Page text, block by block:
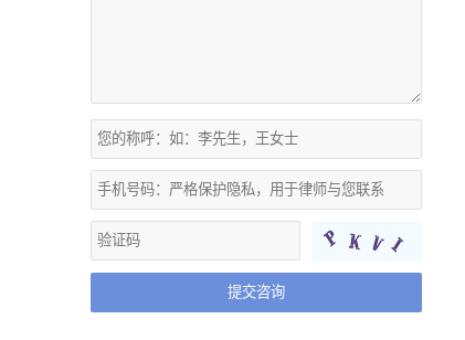
提交咨询